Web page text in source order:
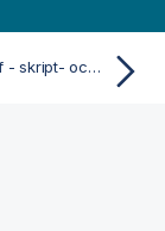
TTest1w_conf - skript- och diagramfunktion